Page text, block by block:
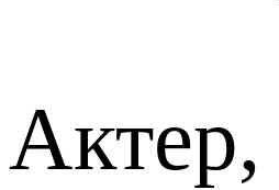
Актер,